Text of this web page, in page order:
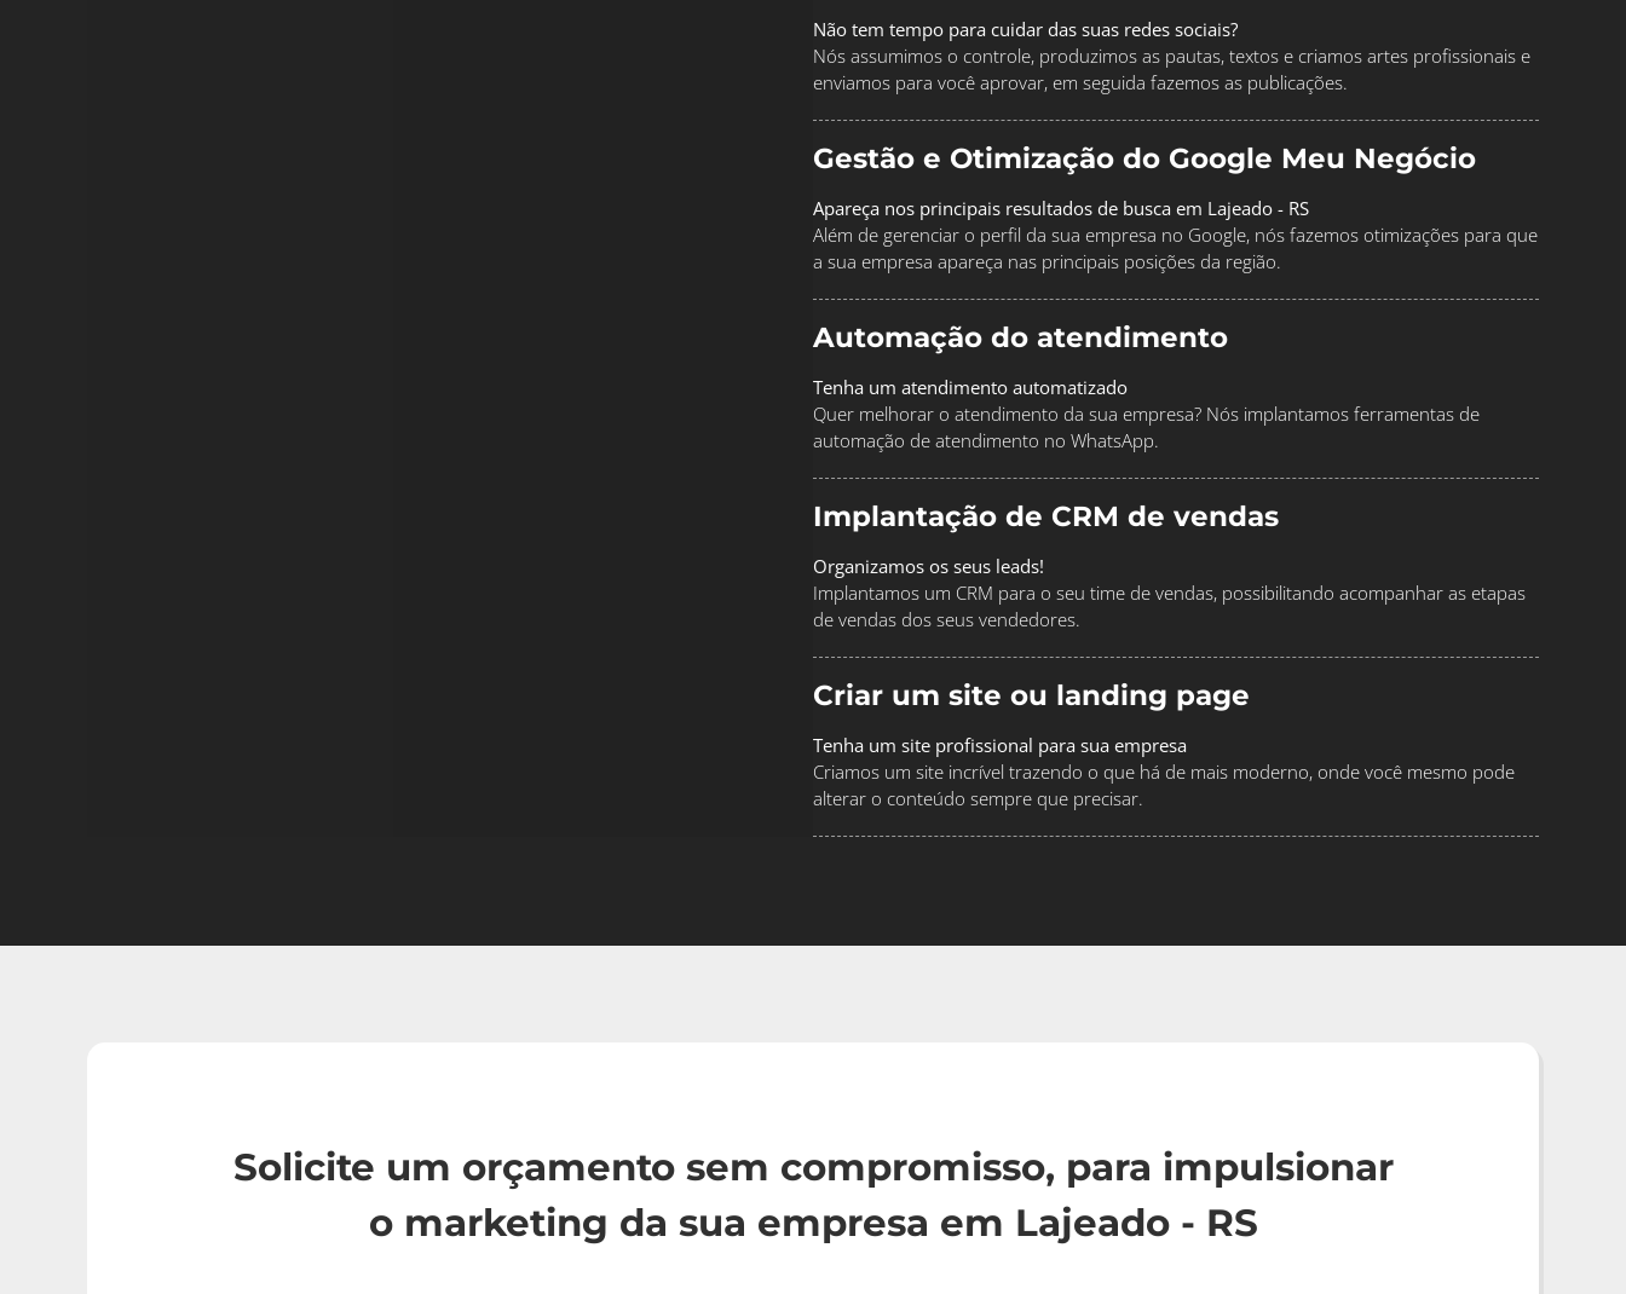
Não tem tempo para cuidar das suas redes sociais?
Nós assumimos o controle, produzimos as pautas, textos e criamos artes profissionais e
enviamos para você aprovar, em seguida fazemos as publicações.
Gestão e Otimização do Google Meu Negócio
Apareça nos principais resultados de busca em Lajeado - RS
Além de gerenciar o perfil da sua empresa no Google, nós fazemos otimizações para que
a sua empresa apareça nas principais posições da região.
Automação do atendimento
Tenha um atendimento automatizado
Quer melhorar o atendimento da sua empresa? Nós implantamos ferramentas de
automação de atendimento no WhatsApp.
Implantação de CRM de vendas
Organizamos os seus leads!
Implantamos um CRM para o seu time de vendas, possibilitando acompanhar as etapas
de vendas dos seus vendedores.
Criar um site ou landing page
Tenha um site profissional para sua empresa
Criamos um site incrível trazendo o que há de mais moderno, onde você mesmo pode
alterar o conteúdo sempre que precisar.
Solicite um orçamento sem compromisso, para impulsionar
o marketing da sua empresa em Lajeado - RS